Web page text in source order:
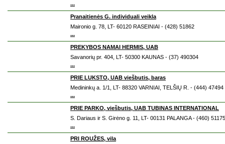
...
Pranaitienės G. individuali veikla
Maironio g. 78, LT- 60120 RASEINIAI - (428) 51862
...
PREKYBOS NAMAI HERMIS, UAB
Savanorių pr. 404, LT- 50300 KAUNAS - (37) 490304
...
PRIE LUKSTO, UAB viešbutis, baras
Medininkų a. 1/1, LT- 88320 VARNIAI, TELŠIŲ R. - (444) 47494
...
PRIE PARKO, viešbutis, UAB TUBINAS INTERNATIONAL
S. Dariaus ir S. Girėno g. 11, LT- 00131 PALANGA - (460) 51175
...
PRI ROUŽES, vila